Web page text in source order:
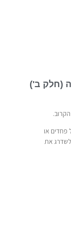
פחדים או
לשדרג את